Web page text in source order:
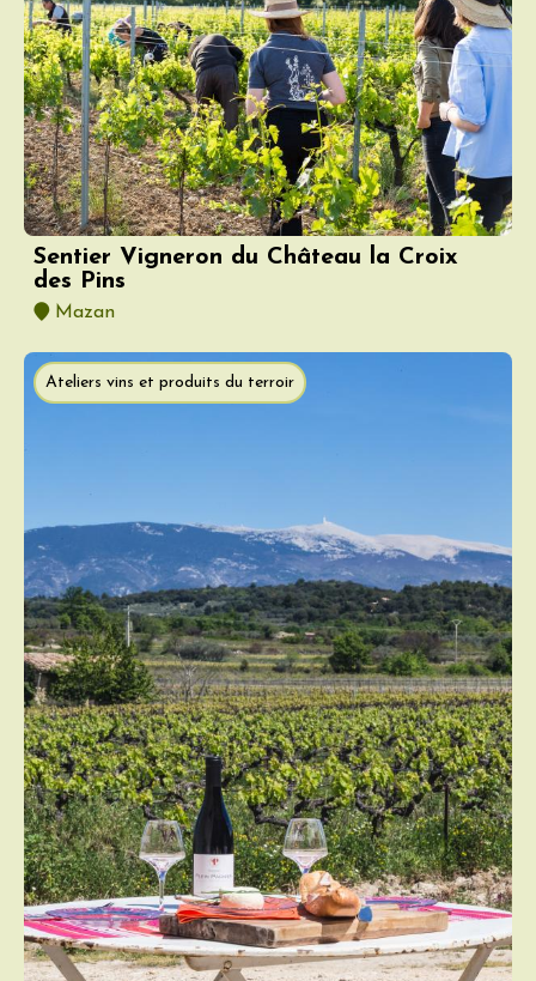
Sentier Vigneron du Château la Croix
des Pins
Mazan
Ateliers vins et produits du terroir